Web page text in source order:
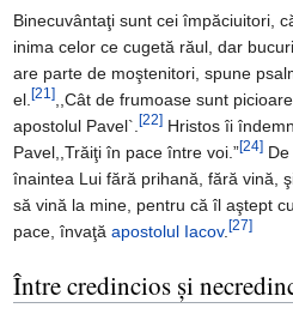
Binecuvântaţi sunt cei împăciuitori,
inima celor ce cugetă răul, dar
are parte de moştenitori, spune
el.[21],,Cât de frumoase sunt
apostolul Pavel`.[22] Hristos îi
Pavel,,Trăiţi în pace între voi.”[24]
înaintea Lui fără prihană, fără vină,
să vină la mine, pentru că îl aştept
pace, învaţă apostolul Iacov.[27]
Între credincios şi